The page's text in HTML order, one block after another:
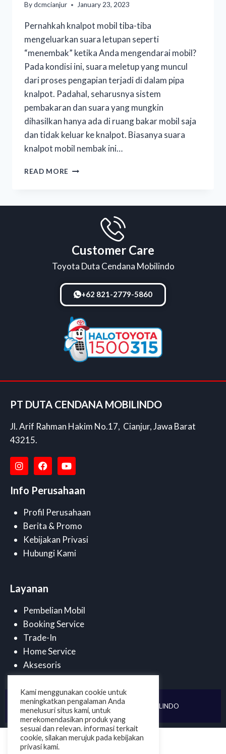
Bydcmcianjur January 23, 2023
Pernahkah knalpot mobil tiba-tiba
mengeluarkan suara letupan seperti
“menembak” ketika Anda mengendarai mobil?
Pada kondisi ini, suara meletup yang muncul
dari proses pengapian terjadi di dalam pipa
knalpot. Padahal, seharusnya sistem
pembakaran dan suara yang mungkin
dihasilkan hanya ada di ruang bakar mobil saja
dan tidak keluar ke knalpot. Biasanya suara
knalpot mobil nembak ini…
READ MORE
Customer Care
Toyota Duta Cendana Mobilindo
+62 821-2779-5860
PT DUTA CENDANA MOBILINDO
Jl. Arif Rahman Hakim No.17, Cianjur, Jawa Barat
43215.
Info Perusahaan
Profil Perusahaan
Berita & Promo
Kebijakan Privasi
Hubungi Kami
Layanan
Pembelian Mobil
Booking Service
Trade-In
Home Service
Aksesoris
©2025 . PT DUTA CENDANA MOBILINDO
Dapatkan Pomo Terbaru dari Toyota Cianjur Bogor
Kami menggunakan cookie untuk
meningkatkan pengalaman Anda
menelusuri situs kami, untuk
merekomendasikan produk yang
sesuai dan relevan. informasi terkait
cookie, silakan merujuk pada kebijakan
privasi kami.